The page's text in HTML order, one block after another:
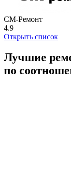
СМ-Ремонт
4.9
Открыть список
Лучшие
по